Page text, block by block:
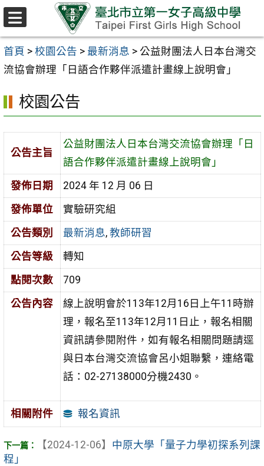
跳至主要內容區
首頁 > 校園公告 > 最新消息 > 公益財團法人日本台灣交
流協會辦理「日語合作夥伴派遣計畫線上說明會」
校園公告
公告主旨
公益財團法人日本台灣交流協會辦理「日
語合作夥伴派遣計畫線上說明會」
發佈日期
2024 年 12 月 06 日
發佈單位
實驗研究組
公告類別
最新消息, 教師研習
公告等級
轉知
點閱次數
709
公告內容
線上說明會於113年12月16日上午11時辦
理，報名至113年12月11日止，報名相關
資訊請參閱附件，如有報名相關問題請逕
與日本台灣交流協會呂小姐聯繫，連絡電
話：02-27138000分機2430。
相關附件 報名資訊
【2024-12-06】 中原大學「量子力學初探系列課
程」
選
單